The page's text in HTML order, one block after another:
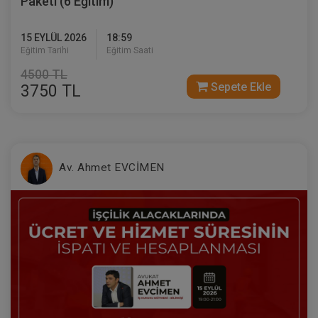
360 TL
Tüketici Hukuku Enstitüsü
15 EYLÜL 2026
Eğitim Tarihi
18:59
Eğitim Saati
4500 TL
3750 TL Sepete Ekle
Av. Ahmet EVCİMEN